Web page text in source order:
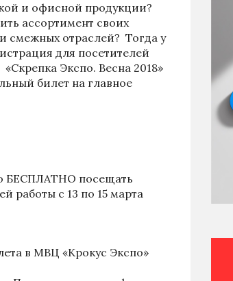
и офисной продукции?
ассортимент своих
смежных отраслей? Тогда у
для посетителей
Экспо. Весна 2018»
билет на главное
БЕСПЛАТНО посещать
работы с 13 по 15 марта
в МВЦ «Крокус Экспо»